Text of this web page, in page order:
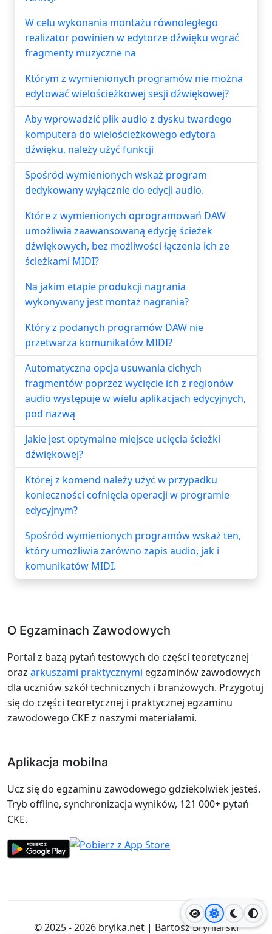
Jasny motyw
Ciemny
W celu wykonania montażu równoległego
realizator powinien w edytorze dźwięku wgrać
fragmenty muzyczne na
Którym z wymienionych programów nie można
edytować wielościeżkowej sesji dźwiękowej?
Aby wprowadzić plik audio z dysku twardego
komputera do wielościeżkowego edytora
dźwięku, należy użyć funkcji
Spośród wymienionych wskaż program
dedykowany wyłącznie do edycji audio.
Które z wymienionych oprogramowań DAW
umożliwia zaawansowaną edycję ścieżek
dźwiękowych, bez możliwości łączenia ich ze
ścieżkami MIDI?
Na jakim etapie produkcji nagrania
wykonywany jest montaż nagrania?
Który z podanych programów DAW nie
przetwarza komunikatów MIDI?
Automatyczna opcja usuwania cichych
fragmentów poprzez wycięcie ich z regionów
audio występuje w wielu aplikacjach edycyjnych,
pod nazwą
Jakie jest optymalne miejsce ucięcia ścieżki
dźwiękowej?
Której z komend należy użyć w przypadku
konieczności cofnięcia operacji w programie
edycyjnym?
Spośród wymienionych programów wskaż ten,
który umożliwia zarówno zapis audio, jak i
komunikatów MIDI.
O Egzaminach Zawodowych
Portal z bazą pytań testowych do części teoretycznej
oraz arkuszami praktycznymi egzaminów zawodowych
dla uczniów szkół technicznych i branżowych. Przygotuj
się do części teoretycznej i praktycznej egzaminu
zawodowego CKE z naszymi materiałami.
Aplikacja mobilna
Ucz się do egzaminu zawodowego gdziekolwiek jesteś.
Tryb offline, synchronizacja wyników, 121 000+ pytań
CKE.
© 2025 - 2026 brylka.net| Bartosz Bryniarski